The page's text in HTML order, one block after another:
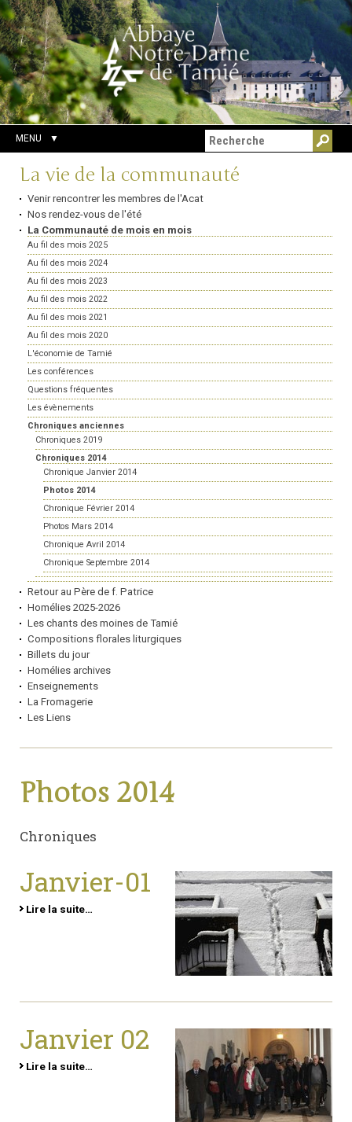
Aller
au
contenu.
|
Aller
à
la
navigation
Outils
personnels
Chercher par
Recherche
avancée…
MENU
Navigation
La vie de la communauté
Venir rencontrer les membres de l'Acat
Nos rendez-vous de l'été
La Communauté de mois en mois
Au fil des mois 2025
Au fil des mois 2024
Au fil des mois 2023
Au fil des mois 2022
Au fil des mois 2021
Au fil des mois 2020
L'économie de Tamié
Les conférences
Questions fréquentes
Les évènements
Chroniques anciennes
Chroniques 2019
Chroniques 2014
Chronique Janvier 2014
Photos 2014
Chronique Février 2014
Photos Mars 2014
Chronique Avril 2014
Chronique Septembre 2014
Retour au Père de f. Patrice
Homélies 2025-2026
Les chants des moines de Tamié
Compositions florales liturgiques
Billets du jour
Homélies archives
Enseignements
La Fromagerie
Les Liens
Photos 2014
Chroniques
Janvier-01
Lire la suite…
Janvier 02
Lire la suite…